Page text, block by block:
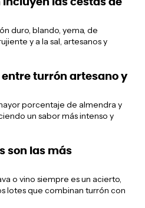
incluyen las cestas de
duro, blando, yema, de
y a la sal, artesanos y
turrón artesano y
porcentaje de almendra y
un sabor más intenso y
son las más
o vino siempre es un acierto,
lotes que combinan turrón con